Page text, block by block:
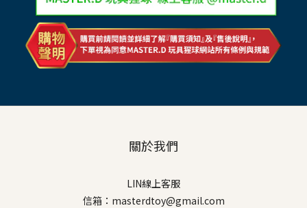
關於我們
LIN線上客服
信箱：masterdtoy@gmail.com